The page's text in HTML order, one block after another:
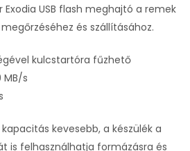
Exodia USB flash meghajtó a remek
és szállításához.
kulcstartóra fűzhető
MB/s
kevesebb, a készülék a
is felhasználhatja formázásra és